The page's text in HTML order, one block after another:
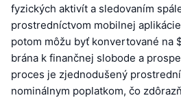
fyzických aktivít a sledovaním
prostredníctvom mobilnej
potom môžu byť konvertované na
brána k finančnej slobode a
proces je zjednodušený
nominálnym poplatkom, čo